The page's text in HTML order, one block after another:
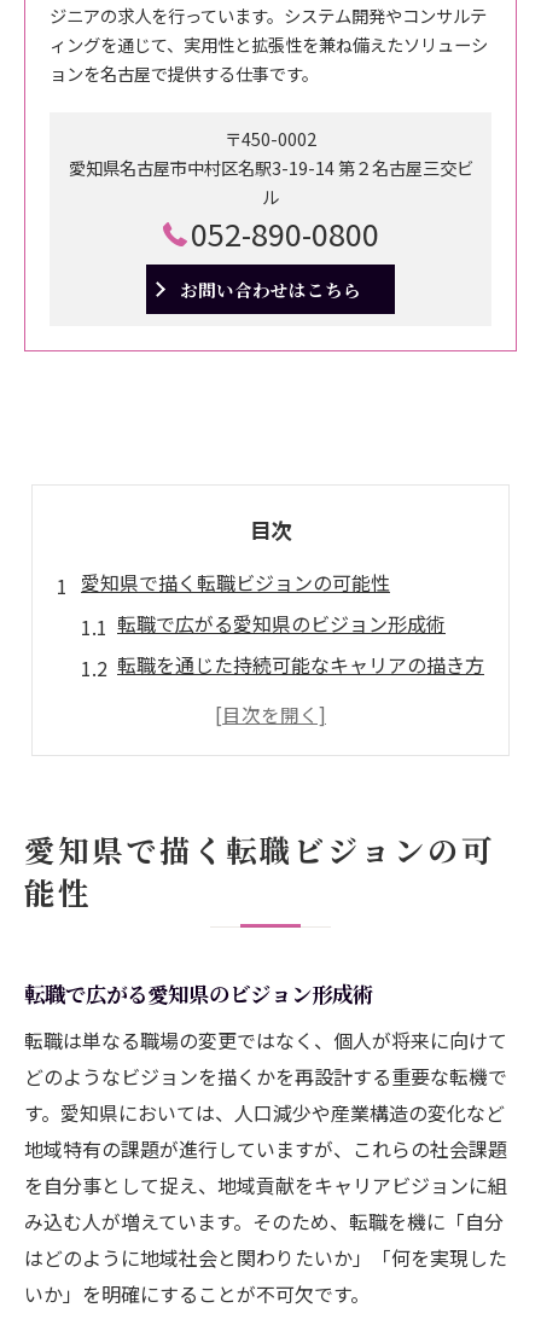
ジニアの求人を行っています。システム開発やコンサルテ
ィングを通じて、実用性と拡張性を兼ね備えたソリューシ
ョンを名古屋で提供する仕事です。
〒450-0002
愛知県名古屋市中村区名駅3-19-14 第２名古屋三交ビ
ル
052-890-0800
お問い合わせはこちら
目次
愛知県で描く転職ビジョンの可能性
転職で広がる愛知県のビジョン形成術
転職を通じた持続可能なキャリアの描き方
愛知県の人口減少問題と転職の関係性
転職で挑む地域課題と愛知県の可能性
転職で実現する地域経済の活性化戦略
地域創生に向けた転職の新たな価値観とは
人口減少対策と転職市場の最新動向
愛知県人口減少が転職市場に与える影響
転職による人口減少地域でのキャリア形成
地域創生戦略と転職市場の連動性を探る
愛知県の人口ビジョンを支える転職の動き
人口問題を背景にした転職先の選択肢
愛知県で描く転職ビジョンの可
能性
転職で広がる愛知県のビジョン形成術
転職は単なる職場の変更ではなく、個人が将来に向けて
どのようなビジョンを描くかを再設計する重要な転機で
す。愛知県においては、人口減少や産業構造の変化など
地域特有の課題が進行していますが、これらの社会課題
を自分事として捉え、地域貢献をキャリアビジョンに組
み込む人が増えています。そのため、転職を機に「自分
はどのように地域社会と関わりたいか」「何を実現した
いか」を明確にすることが不可欠です。